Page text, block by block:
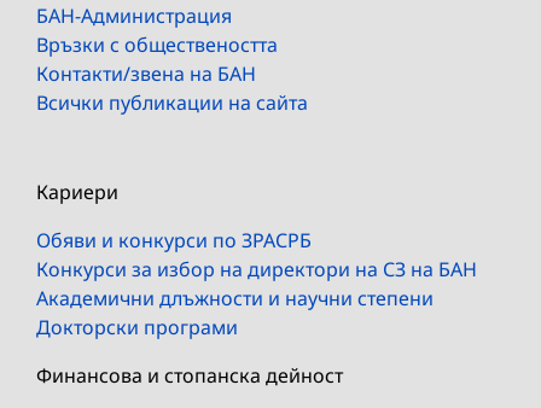
БАН-Администрация
Връзки с обществеността
Контакти/звена на БАН
Всички публикации на сайта
Кариери
Обяви и конкурси по ЗРАСРБ
Конкурси за избор на директори на СЗ на БАН
Академични длъжности и научни степени
Докторски програми
Финансова и стопанска дейност